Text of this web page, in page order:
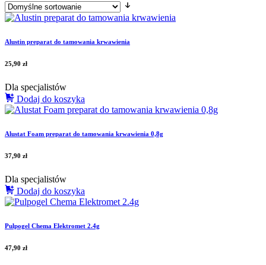
Alustin preparat do tamowania krwawienia
25,90 zł
Dla specjalistów
Dodaj do koszyka
Alustat Foam preparat do tamowania krwawienia 0,8g
37,90 zł
Dla specjalistów
Dodaj do koszyka
Pulpogel Chema Elektromet 2.4g
47,90 zł